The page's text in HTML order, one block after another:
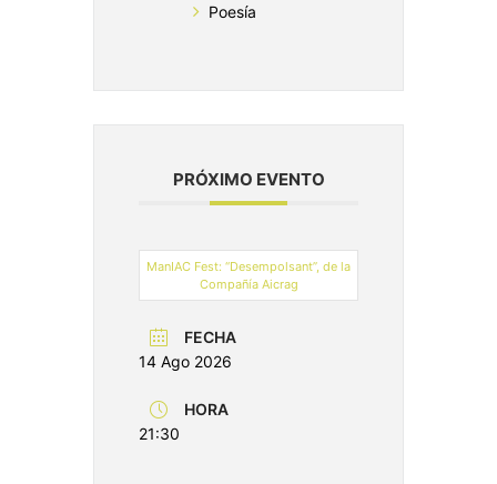
Poesía
PRÓXIMO EVENTO
ManIAC Fest: “Desempolsant”, de la
Compañía Aicrag
FECHA
14 Ago 2026
HORA
21:30